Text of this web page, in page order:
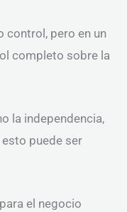
control, pero en un
completo sobre la
la independencia,
esto puede ser
el negocio